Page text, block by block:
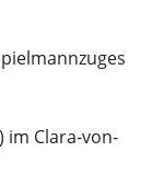
im Clara-von-